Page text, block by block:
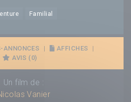
Familial
ANNONCES | AFFICHES
|
AVIS (0)
Un film de :
Vanier